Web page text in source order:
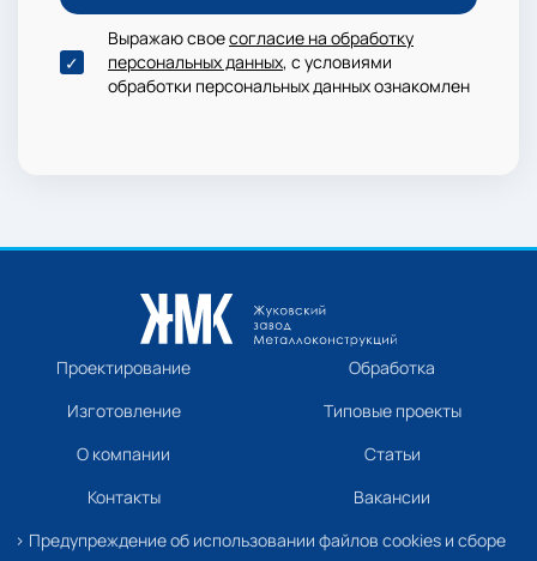
Выражаю своесогласие на обработку
персональных данных, с условиями
обработки персональных данных ознакомлен
Проектирование
Обработка
Изготовление
Типовые проекты
О компании
Статьи
Контакты
Вакансии
› Предупреждение об использовании файлов cookies и сборе